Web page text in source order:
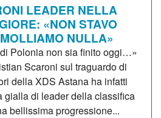
LEADER NELLA
«NON STAVO
NULLA»
Polonia non sia finito oggi…»
Scaroni sul traguardo di
della XDS Astana ha infatti
gialla di leader della classifica
bellissima progressione...